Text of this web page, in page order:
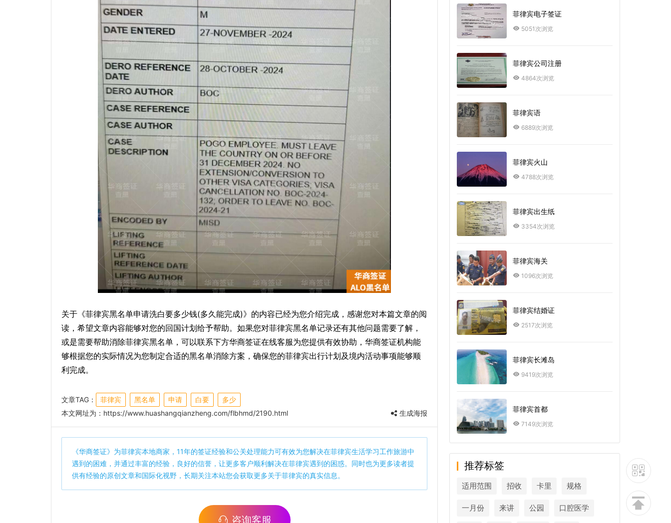
关于《菲律宾黑名单申请洗白要多少钱(多久能完成)》的内容已经为您介绍完成，感谢您对本篇文章的阅
读，希望文章内容能够对您的回国计划给予帮助。如果您对菲律宾黑名单记录还有其他问题需要了解，
或是需要帮助消除菲律宾黑名单，可以联系下方华商签证在线客服为您提供有效协助，华商签证机构能
够根据您的实际情况为您制定合适的黑名单消除方案，确保您的菲律宾出行计划及境内活动事项能够顺
利完成。
文章TAG： 菲律宾 黑名单 申请 白要
多少
本文网址为： https://www.huashangqianzheng.com/flbhmd/2190.html 生成海报
《华商签证》为菲律宾本地商家，11年的签证经验和公关处理能力可有效为您解决在菲律宾生活学习工作旅游中
遇到的困难，并通过丰富的经验，良好的信誉，让更多客户顺利解决在菲律宾遇到的困惑。同时也为更多读者提
供有经验的原创文章和国际化视野，长期关注本站您会获取更多关于菲律宾的真实信息。
咨询客服
菲律宾电子签证
5051次浏览
菲律宾公司注册
4864次浏览
菲律宾语
6889次浏览
菲律宾火山
4788次浏览
菲律宾出生纸
3354次浏览
菲律宾海关
1096次浏览
菲律宾结婚证
2517次浏览
菲律宾长滩岛
9419次浏览
菲律宾首都
7149次浏览
推荐标签
适用范围 招收 卡里 规格
一月份 来讲 公园 口腔医学